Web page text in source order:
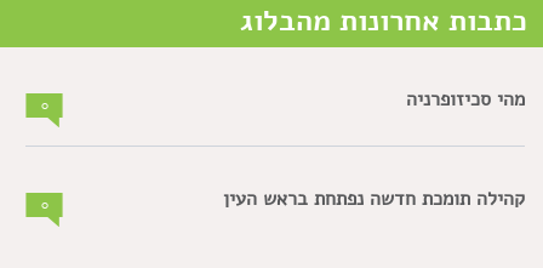
כתבות אחרונות מהבלוג
מהי סכיזופרניה
קהילה תומכת חדשה נפתחת בראש העין